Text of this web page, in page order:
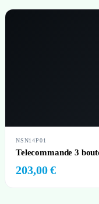
NSN14P01
Telecommande 3
203,00 €